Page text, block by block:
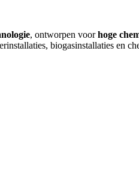
, ontworpen voorhoge
biogasinstallaties en